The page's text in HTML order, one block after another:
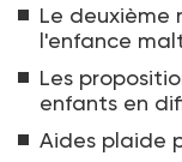
Le deuxième
l'enfance
Les
enfants en
Aides plaide